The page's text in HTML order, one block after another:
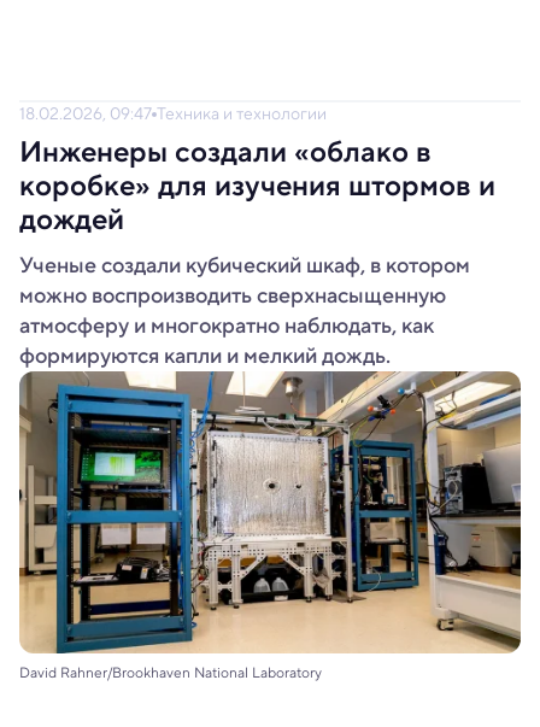
18.02.2026, 09:47 Техника и технологии
Инженеры создали «облако в
коробке» для изучения штормов и
дождей
Ученые создали кубический шкаф, в котором
можно воспроизводить сверхнасыщенную
атмосферу и многократно наблюдать, как
формируются капли и мелкий дождь.
David Rahner/Brookhaven National Laboratory